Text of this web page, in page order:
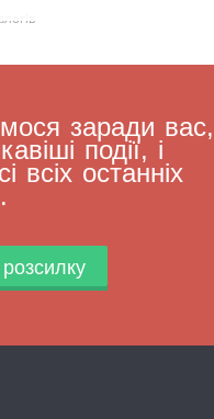
заради вас,
події, і
всіх останніх